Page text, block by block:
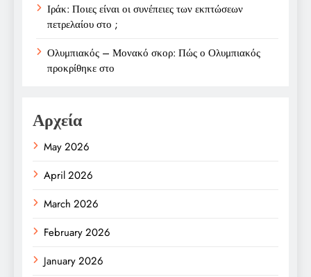
Ιράκ: Ποιες είναι οι συνέπειες των εκπτώσεων
πετρελαίου στο ;
Ολυμπιακός – Μονακό σκορ: Πώς ο Ολυμπιακός
προκρίθηκε στο
Αρχεία
May 2026
April 2026
March 2026
February 2026
January 2026